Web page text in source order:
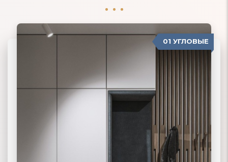
01 УГЛОВЫЕ
02 ПРЯМЫЕ